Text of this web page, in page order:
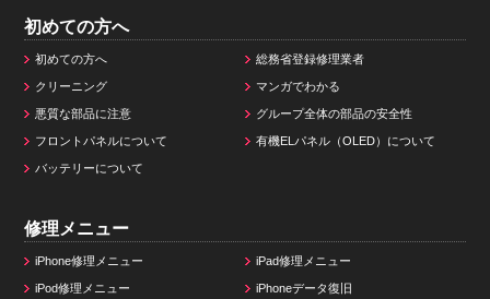
初めての方へ
初めての方へ 総務省登録修理業者
クリーニング マンガでわかる
悪質な部品に注意 グループ全体の部品の安全性
フロントパネルについて 有機ELパネル（OLED）について
バッテリーについて
修理メニュー
iPhone修理メニュー iPad修理メニュー
iPod修理メニュー iPhoneデータ復旧